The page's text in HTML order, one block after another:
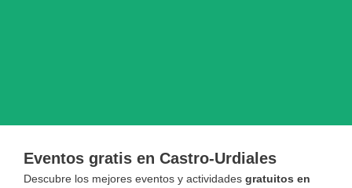
Eventos gratis en Castro-Urdiales
Descubre los mejores eventos y actividades gratuitos en